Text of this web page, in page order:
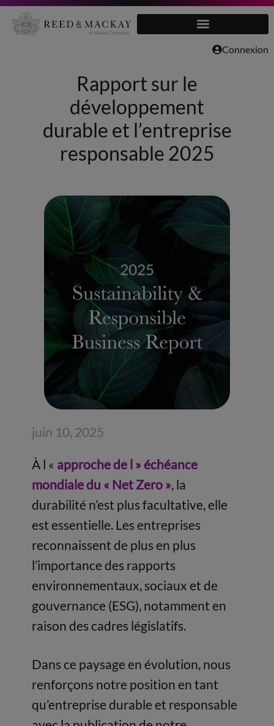
Aller
Connexion
Rapport sur le
développement
durable et l’entreprise
responsable 2025
juin 10, 2025
À l « approche de l » échéance
mondiale du « Net Zero », la
durabilité n’est plus facultative, elle
est essentielle. Les entreprises
reconnaissent de plus en plus
l’importance des rapports
environnementaux, sociaux et de
gouvernance (ESG), notamment en
raison des cadres législatifs.
Dans ce paysage en évolution, nous
renforçons notre position en tant
qu’entreprise durable et responsable